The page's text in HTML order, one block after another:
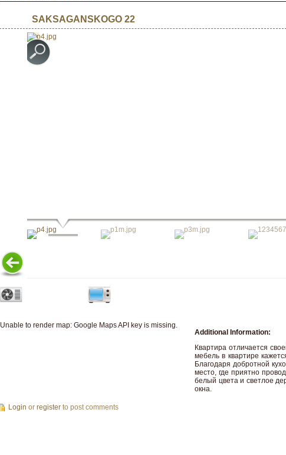
SAKSAGANSKOGO 22
Unable to render map: Google Maps API key is missing.
Additional Information:
Квартира отличается
мебель в квартире
Благодаря добротной
место, где приятно
белый цвета и светлое
окна.
Login or register to post comments